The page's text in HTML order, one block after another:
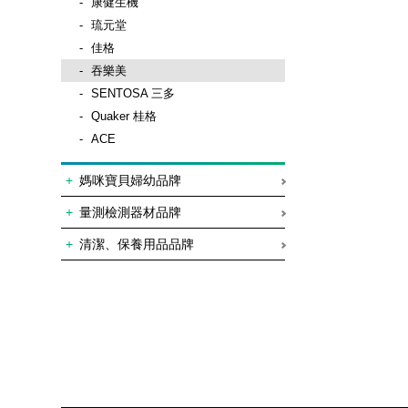
琉元堂
佳格
吞樂美
SENTOSA 三多
Quaker 桂格
ACE
媽咪寶貝婦幼品牌
量測檢測器材品牌
清潔、保養用品品牌